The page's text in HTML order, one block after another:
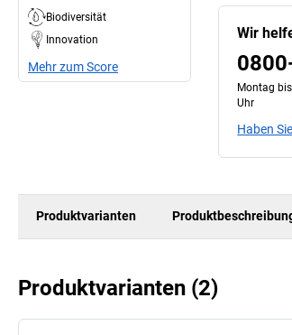
Biodiversität
Innovation
Mehr zum Score
Wir
Montag
Uhr
Haben
Produktvarianten
Produktvarianten (2)